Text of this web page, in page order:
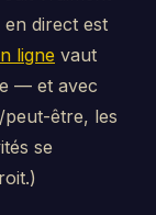
direct est
ligne vaut
— et avec
être, les
se